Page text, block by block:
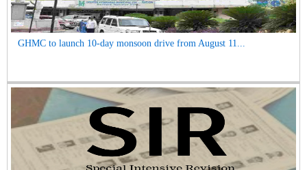
GHMC to launch 10-day monsoon drive from August 11...